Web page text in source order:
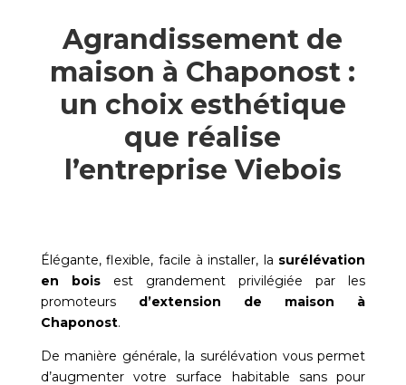
Agrandissement de
maison à Chaponost :
un choix esthétique
que réalise
l’entreprise Viebois
Élégante, flexible, facile à installer, la surélévation
en boisest grandement privilégiée par les
promoteurs d’extension de maison à
Chaponost.
De manière générale, la surélévation vous permet
d’augmenter votre surface habitable sans pour